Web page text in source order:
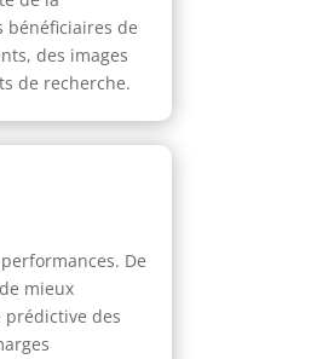
bénéficiaires de
des images
de recherche.
De
mieux
des